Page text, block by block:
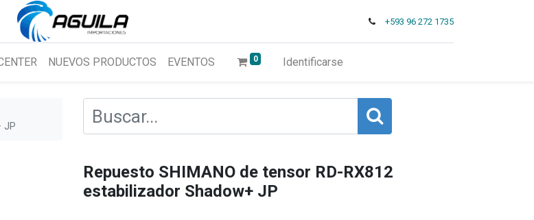
+593 96 272 1735
NUEVOS PRODUCTOS EVENTOS 0 Identificarse
JP
Repuesto SHIMANO de tensor RD-RX812
estabilizador Shadow+ JP